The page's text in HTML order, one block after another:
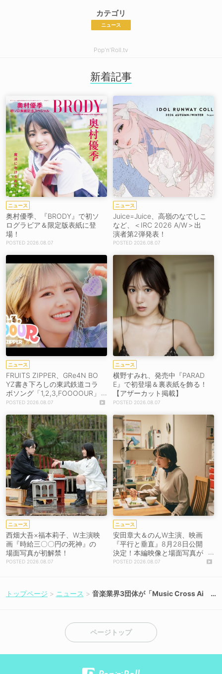
カテゴリ
ニュース
Pop'n'Roll.tv
新着記事
ニュース
奥村優季、『BRODY』で初ソ
ログラビア＆限定版表紙に登
場！
2026.08.07
ニュース
Juice=Juice、高嶺のなでしこ
など、＜IRC 2026 A/W＞出
演者第2弾発表！
2026.08.07
ニュース
FRUITS ZIPPER、GRe4N BO
YZ書き下ろしの東武鉄道コラ
ボソング「1,2,3,FOOOOUR」
をリリース＆MV公開！
2026.08.07
ニュース
横野すみれ、発売中『PARAD
E』で初登場＆裏表紙を飾る！
【アザーカット掲載】
2026.08.07
ニュース
西畑大吾×福本莉子、W主演映
画『時給三〇〇円の死神』の
場面写真が初解禁！
2026.08.07
ニュース
安田章大＆のんW主演、映画
『平行と垂直』8月28日公開
決定！本編映像と場面写真が
初解禁！2026.08.07
トップページ ニュース
音楽業界3団体が「Music Cross Ai
ページトップ